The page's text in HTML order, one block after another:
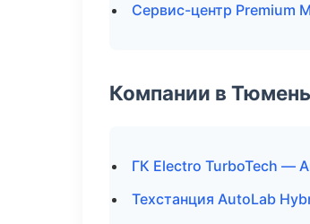
Сервис-центр Premium
Компании в Тюмень
ГК Electro TurboTech —
Техстанция AutoLab